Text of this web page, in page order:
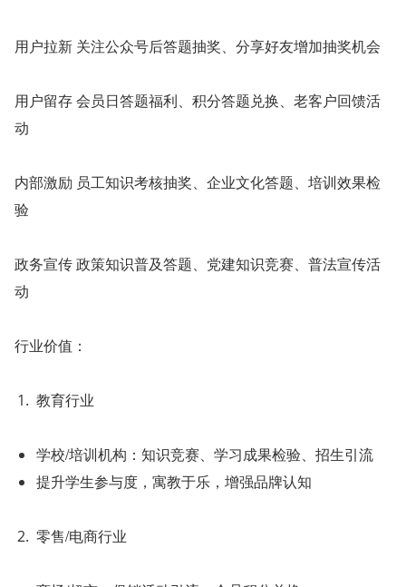
用户拉新 关注公众号后答题抽奖、分享好友增加抽奖机会
用户留存 会员日答题福利、积分答题兑换、老客户回馈活
动
内部激励 员工知识考核抽奖、企业文化答题、培训效果检
验
政务宣传 政策知识普及答题、党建知识竞赛、普法宣传活
动
行业价值：
教育行业
学校/培训机构：知识竞赛、学习成果检验、招生引流
提升学生参与度，寓教于乐，增强品牌认知
零售/电商行业